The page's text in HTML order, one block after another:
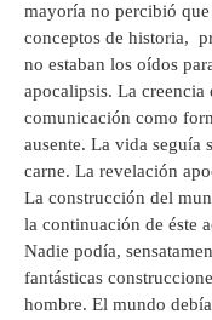
mayoría no percibió
conceptos de historia,
no estaban los oídos
apocalipsis. La
comunicación como
ausente. La vida seguía
carne. La revelación
La construcción del
la continuación de éste
Nadie podía,
fantásticas
hombre. El mundo